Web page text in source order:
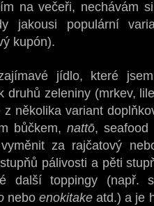
na večeři, nechávám
jakousi populární
kupón).
jídlo, které
druhů zeleniny (mrkev,
z několika variant
bůčkem,nattō, seafood
za rajčatový
pálivosti a pěti
další toppingy (např.
neboenokitake atd.) a je